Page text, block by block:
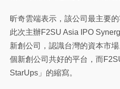
昕奇雲端表示，該公司最主要
此次主辦F2SU Asia IPO
新創公司，認識台灣的資本市
個新創公司共好的平台，而
StarUps」的縮寫。